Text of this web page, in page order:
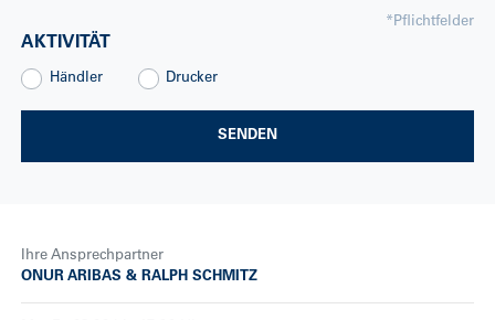
*Pflichtfelder
AKTIVITÄT
Händler Drucker
SENDEN
Ihre Ansprechpartner
ONUR ARIBAS & RALPH SCHMITZ